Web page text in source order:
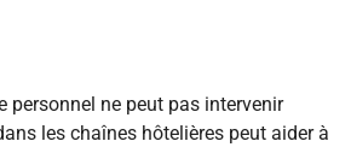
ne peut pas intervenir
les chaînes hôtelières peut aider à